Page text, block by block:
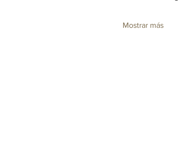
Mostrar más